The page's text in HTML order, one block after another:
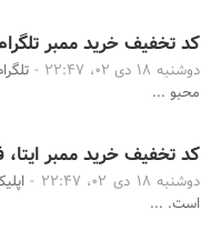
کد تخفیف خرید ممبر
دوشنبه 18 دی 02، 22:47 -
محبو ...
کد تخفیف خرید ممبر
دوشنبه 18 دی 02، 22:47 -
است. ...